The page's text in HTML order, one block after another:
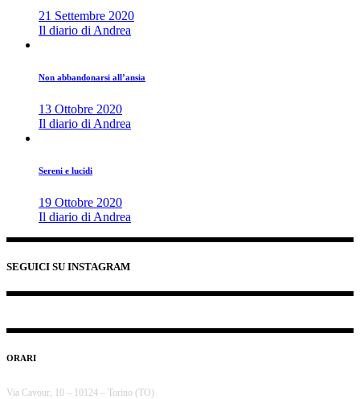
21 Settembre 2020
Il diario di Andrea
Non abbandonarsi all’ansia
13 Ottobre 2020
Il diario di Andrea
Sereni e lucidi
19 Ottobre 2020
Il diario di Andrea
SEGUICI SU INSTAGRAM
ORARI
Via Cavour, 10 – 10124 – Torino (TO)